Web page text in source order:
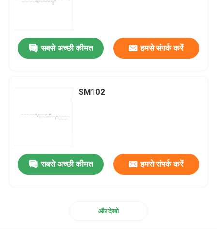
सबसे अच्छी कीमत हमसे संपर्क करें
SM102
सबसे अच्छी कीमत हमसे संपर्क करें
और देखो